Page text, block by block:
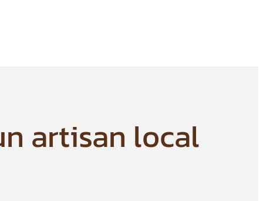
artisan local